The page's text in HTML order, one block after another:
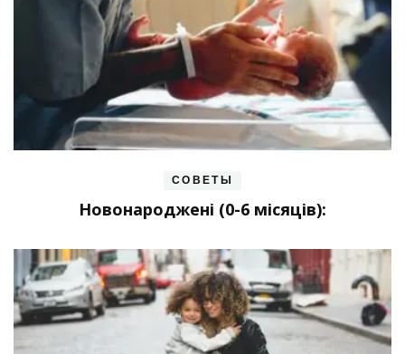
СОВЕТЫ
Новонароджені (0-6 місяців):